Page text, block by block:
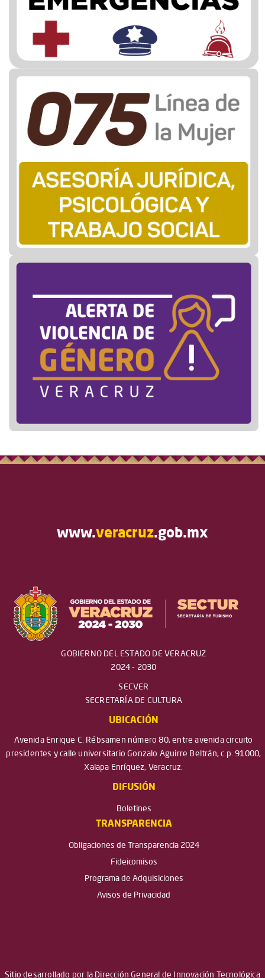
www.veracruz.gob.mx
GOBIERNO DEL ESTADO DE VERACRUZ
2024 - 2030
SECVER
SECRETARÍA DE CULTURA
UBICACIÓN
Avenida Enrique C. Rébsamen número 80, entre avenida circuito
presidentes y calle universitario Gonzalo Aguirre Beltrán, c.p. 91000,
Xalapa Enríquez, Veracruz.
DIFUSIÓN
Boletines
TRANSPARENCIA
Obligaciones de Transparencia 2024
Fideicomisos
Programa de Adquisiciones
Avisos de Privacidad
Sitio desarrollado por la Dirección General de Innovación Tecnológica